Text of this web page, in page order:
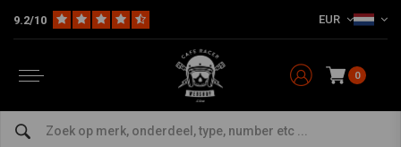
9.2/10 EUR
0
The Workshop Luchtfilter HFF2017
Luchtfilter HFF2017